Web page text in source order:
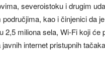
severoistoku i drugim
kao i činjenici da
2,5 miliona sela, Wi-Fi koji
internet pristupnih